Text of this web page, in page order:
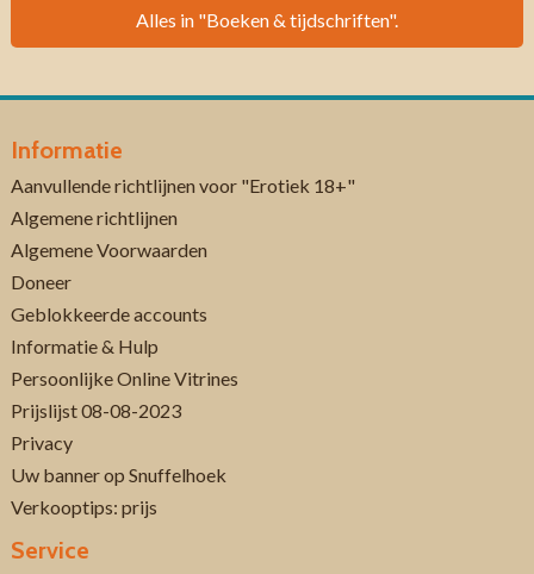
Alles in "Boeken & tijdschriften".
Informatie
Aanvullende richtlijnen voor "Erotiek 18+"
Algemene richtlijnen
Algemene Voorwaarden
Doneer
Geblokkeerde accounts
Informatie & Hulp
Persoonlijke Online Vitrines
Prijslijst 08-08-2023
Privacy
Uw banner op Snuffelhoek
Verkooptips: prijs
Service